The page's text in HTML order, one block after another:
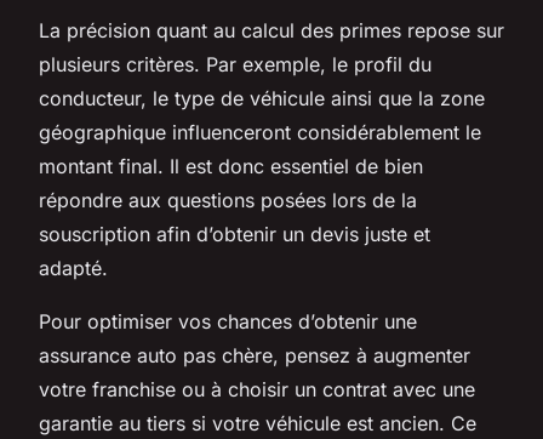
La précision quant au calcul des primes repose sur
plusieurs critères. Par exemple, le profil du
conducteur, le type de véhicule ainsi que la zone
géographique influenceront considérablement le
montant final. Il est donc essentiel de bien
répondre aux questions posées lors de la
souscription afin d’obtenir un devis juste et
adapté.
Pour optimiser vos chances d’obtenir une
assurance auto pas chère, pensez à augmenter
votre franchise ou à choisir un contrat avec une
garantie au tiers si votre véhicule est ancien. Ce